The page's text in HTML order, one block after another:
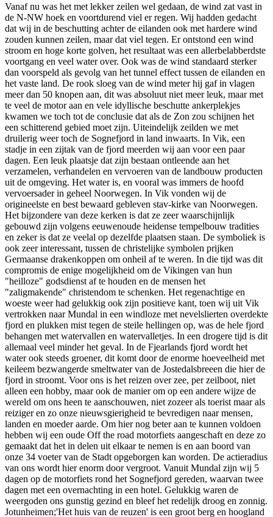
Vanaf nu was het met lekker zeilen wel gedaan, de wind zat vast in
de N-NW hoek en voortdurend viel er regen. Wij hadden gedacht
dat wij in de beschutting achter de eilanden ook met hardere wind
zouden kunnen zeilen, maar dat viel tegen. Er ontstond een wind
stroom en hoge korte golven, het resultaat was een allerbelabberdste
voortgang en veel water over. Ook was de wind standaard sterker
dan voorspeld als gevolg van het tunnel effect tussen de eilanden en
het vaste land. De rook sloeg van de wind meter hij gaf in vlagen
meer dan 50 knopen aan, dit was absoluut niet meer leuk, maar met
te veel de motor aan en vele idyllische beschutte ankerplekjes
kwamen we toch tot de conclusie dat als de Zon zou schijnen het
een schitterend gebied moet zijn. Uiteindelijk zeilden we met
druilerig weer toch de Sognefjord in land inwaarts. In Vik, een
stadje in een zijtak van de fjord meerden wij aan voor een paar
dagen. Een leuk plaatsje dat zijn bestaan ontleende aan het
verzamelen, verhandelen en vervoeren van de landbouw producten
uit de omgeving. Het water is, en vooral was immers de hoofd
vervoersader in geheel Noorwegen. In Vik vonden wij de
origineelste en best bewaard gebleven stav-kirke van Noorwegen.
Het bijzondere van deze kerken is dat ze zeer waarschijnlijk
gebouwd zijn volgens eeuwenoude heidense tempelbouw tradities
en zeker is dat ze veelal op dezelfde plaatsen staan. De symboliek is
ook zeer interessant, tussen de christelijke symbolen prijken
Germaanse drakenkoppen om onheil af te weren. In die tijd was dit
compromis de enige mogelijkheid om de Vikingen van hun
"heilloze" godsdienst af te houden en de mensen het
"zaligmakende" christendom te schenken. Het regenachtige en
woeste weer had gelukkig ook zijn positieve kant, toen wij uit Vik
vertrokken naar Mundal in een windloze met nevelslierten overdekte
fjord en plukken mist tegen de steile hellingen op, was de hele fjord
behangen met watervallen en watervalletjes. In een drogere tijd is dit
allemaal veel minder het geval. In de Fjearlands fjord wordt het
water ook steeds groener, dit komt door de enorme hoeveelheid met
keileem bezwangerde smeltwater van de Jostedalsbreeen die hier de
fjord in stroomt. Voor ons is het reizen over zee, per zeilboot, niet
alleen een hobby, maar ook de manier om op een andere wijze de
wereld om ons heen te aanschouwen, niet zozeer als toerist maar als
reiziger en zo onze nieuwsgierigheid te bevredigen naar mensen,
landen en moeder aarde. Om hier nog beter aan te kunnen voldoen
hebben wij een oude Off the road motorfiets aangeschaft en deze zo
gemaakt dat het in delen uit elkaar te nemen is en aan boord van
onze 34 voeter van de Stadt opgeborgen kan worden. De actieradius
van ons wordt hier enorm door vergroot. Vanuit Mundal zijn wij 5
dagen op de motorfiets rond het Sognefjord gereden, waarvan twee
dagen met een overnachting in een hotel. Gelukkig waren de
weergoden ons gunstig gezind en bleef het redelijk droog en zonnig.
Jotunheimen;'Het huis van de reuzen' is een groot berg en hoogland